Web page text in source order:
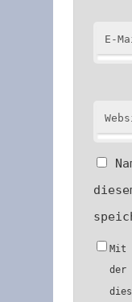
E-
Mit
der